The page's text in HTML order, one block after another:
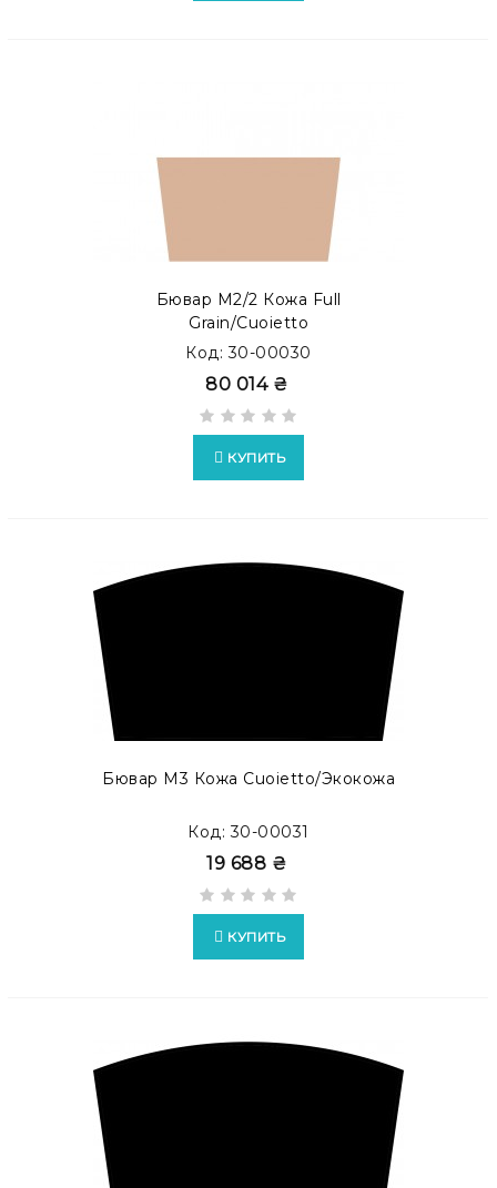
Бювар М2/2 Кожа Full
Grain/Cuoietto
Код: 30-00030
80 014 ₴
КУПИТЬ
Бювар М3 Кожа Cuoietto/экокожа
Код: 30-00031
19 688 ₴
КУПИТЬ